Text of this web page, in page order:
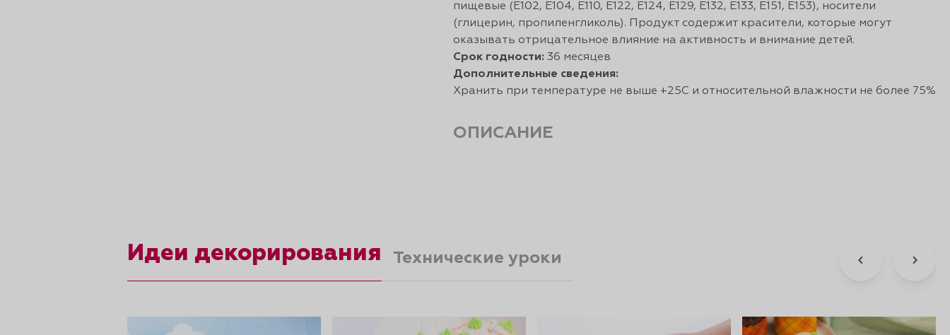
ОПИСАНИЕ
пищевые (Е102, Е104, Е110, Е122, Е124, Е129, Е132, Е133, Е151, Е153), носители
(глицерин, пропиленгликоль). Продукт содержит красители, которые могут
оказывать отрицательное влияние на активность и внимание детей.
Срок годности: 36 месяцев
Дополнительные сведения:
Хранить при температуре не выше +25С и относительной влажности не более 75%
Идеи декорирования Технические уроки